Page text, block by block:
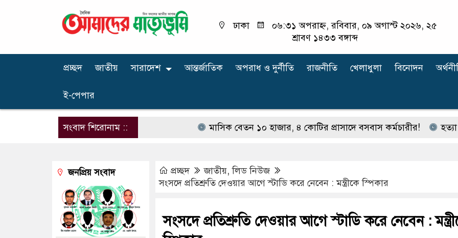
ঢাকা
০৬:৩১ অপরাহ্ন, রবিবার, ০৯ অগাস্ট ২০২৬, ২৫
শ্রাবণ ১৪৩৩ বঙ্গাব্দ
প্রচ্ছদ জাতীয় সারাদেশ আন্তর্জাতিক অপরাধ ‍ও দুর্নীতি রাজনীতি খেলাধুলা বিনোদন
ই-পেপার
সংবাদ শিরোনাম :: মাসিক বেতন ১০ হাজার, ৪ কোটির প্রাসাদে বসবাস কর্মচারীর! হত্যা মামলার
প্রচ্ছদ জাতীয়,লিড নিউজ
সংসদে প্রতিশ্রুতি দেওয়ার আগে স্টাডি করে নেবেন : মন্ত্রীকে স্পিকার
সংসদে প্রতিশ্রুতি দেওয়ার আগে স্টাডি করে নেবেন :
জনপ্রিয় সংবাদ